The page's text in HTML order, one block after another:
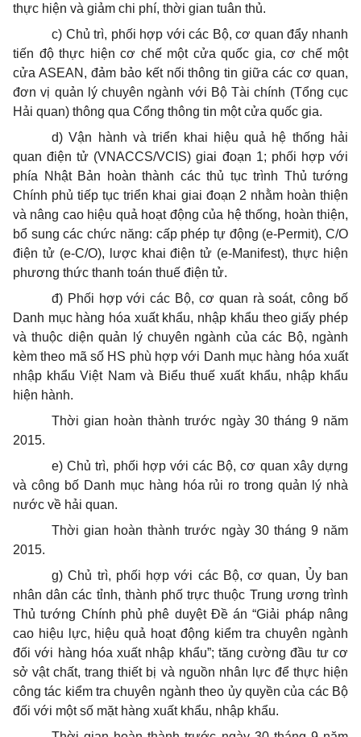
thực hiện và giảm chi phí, thời gian tuân thủ.
c) Chủ trì, phối hợp với các Bộ, cơ quan đẩy nhanh
tiến độ thực hiện cơ chế một cửa quốc gia, cơ chế một
cửa ASEAN, đảm bảo kết nối thông tin giữa các cơ quan,
đơn vị quản lý chuyên ngành với Bộ Tài chính (Tổng cục
Hải quan) thông qua Cổng thông tin một cửa quốc gia.
d) Vận hành và triển khai hiệu quả hệ thống hải
quan điện tử (VNACCS/VCIS) giai đoạn 1; phối hợp với
phía Nhật Bản hoàn thành các thủ tục trình Thủ tướng
Chính phủ tiếp tục triển khai giai đoạn 2 nhằm hoàn thiện
và nâng cao hiệu quả hoạt động của hệ thống, hoàn thiện,
bổ sung các chức năng: cấp phép tự động (e-Permit), C/O
điện tử (e-C/O), lược khai điện tử (e-Manifest), thực hiện
phương thức thanh toán thuế điện tử.
đ) Phối hợp với các Bộ, cơ quan rà soát, công bố
Danh mục hàng hóa xuất khẩu, nhập khẩu theo giấy phép
và thuộc diện quản lý chuyên ngành của các Bộ, ngành
kèm theo mã số HS phù hợp với Danh mục hàng hóa xuất
nhập khẩu Việt Nam và Biểu thuế xuất khẩu, nhập khẩu
hiện hành.
Thời gian hoàn thành trước ngày 30 tháng 9 năm
2015.
e) Chủ trì, phối hợp với các Bộ, cơ quan xây dựng
và công bố Danh mục hàng hóa rủi ro trong quản lý nhà
nước về hải quan.
Thời gian hoàn thành trước ngày 30 tháng 9 năm
2015.
g) Chủ trì, phối hợp với các Bộ, cơ quan, Ủy ban
nhân dân các tỉnh, thành phố trực thuộc Trung ương trình
Thủ tướng Chính phủ phê duyệt Đề án “Giải pháp nâng
cao hiệu lực, hiệu quả hoạt động kiểm tra chuyên ngành
đối với hàng hóa xuất nhập khẩu”; tăng cường đầu tư cơ
sở vật chất, trang thiết bị và nguồn nhân lực để thực hiện
công tác kiểm tra chuyên ngành theo ủy quyền của các Bộ
đối với một số mặt hàng xuất khẩu, nhập khẩu.